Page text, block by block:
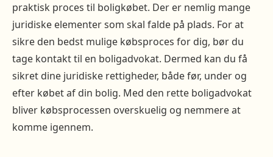
praktisk proces til boligkøbet. Der er nemlig mange
juridiske elementer som skal falde på plads. For at
sikre den bedst mulige købsproces for dig, bør du
tage kontakt til en boligadvokat. Dermed kan du få
sikret dine juridiske rettigheder, både før, under og
efter købet af din bolig. Med den rette boligadvokat
bliver købsprocessen overskuelig og nemmere at
komme igennem.